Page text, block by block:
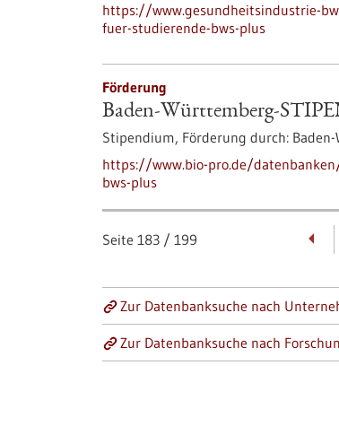
https://www.gesundheitsindustrie-
fuer-studierende-bws-plus
Förderung
Baden-Württemberg-
Stipendium, Förderung durch:
https://www.bio-pro.de/
bws-plus
Seite 183 / 199
Zur Datenbanksuche nach
Zur Datenbanksuche nach